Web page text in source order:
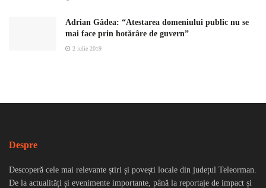
Adrian Gâdea: “Atestarea domeniului public nu se
mai face prin hotărâre de guvern”
2 iulie 2019
Despre
Descoperă cele mai relevante știri și povești locale din județul Teleorman.
De la actualități și evenimente importante, până la reportaje de impact și